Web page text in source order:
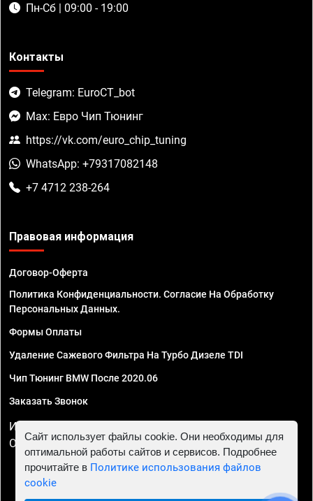
Пн-Сб | 09:00 - 19:00
Контакты
Telegram: EuroCT_bot
Max: Евро Чип Тюнинг
https://vk.com/euro_chip_tuning
WhatsApp: +79317082148
+7 4712 238-264
Правовая информация
Договор-Оферта
Политика Конфиденциальности. Согласие На Обработку
Персональных Данных.
Формы Оплаты
Удаление Сажевого Фильтра На Турбо Дизеле TDI
Чип Тюнинг BMW После 2020.06
Заказать Звонок
ИП Смирнов Георгий Павлович. ИНН 781302555843,
ОГРНИП 324470400032610
Сайт использует файлы cookie. Они необходимы для
оптимальной работы сайтов и сервисов. Подробнее
прочитайте в Политике использования файлов
cookie